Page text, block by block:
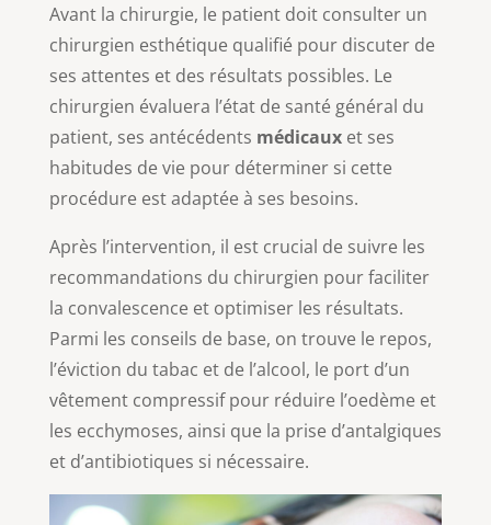
Avant la chirurgie, le patient doit consulter un
chirurgien esthétique qualifié pour discuter de
ses attentes et des résultats possibles. Le
chirurgien évaluera l’état de santé général du
patient, ses antécédents médicaux et ses
habitudes de vie pour déterminer si cette
procédure est adaptée à ses besoins.
Après l’intervention, il est crucial de suivre les
recommandations du chirurgien pour faciliter
la convalescence et optimiser les résultats.
Parmi les conseils de base, on trouve le repos,
l’éviction du tabac et de l’alcool, le port d’un
vêtement compressif pour réduire l’oedème et
les ecchymoses, ainsi que la prise d’antalgiques
et d’antibiotiques si nécessaire.